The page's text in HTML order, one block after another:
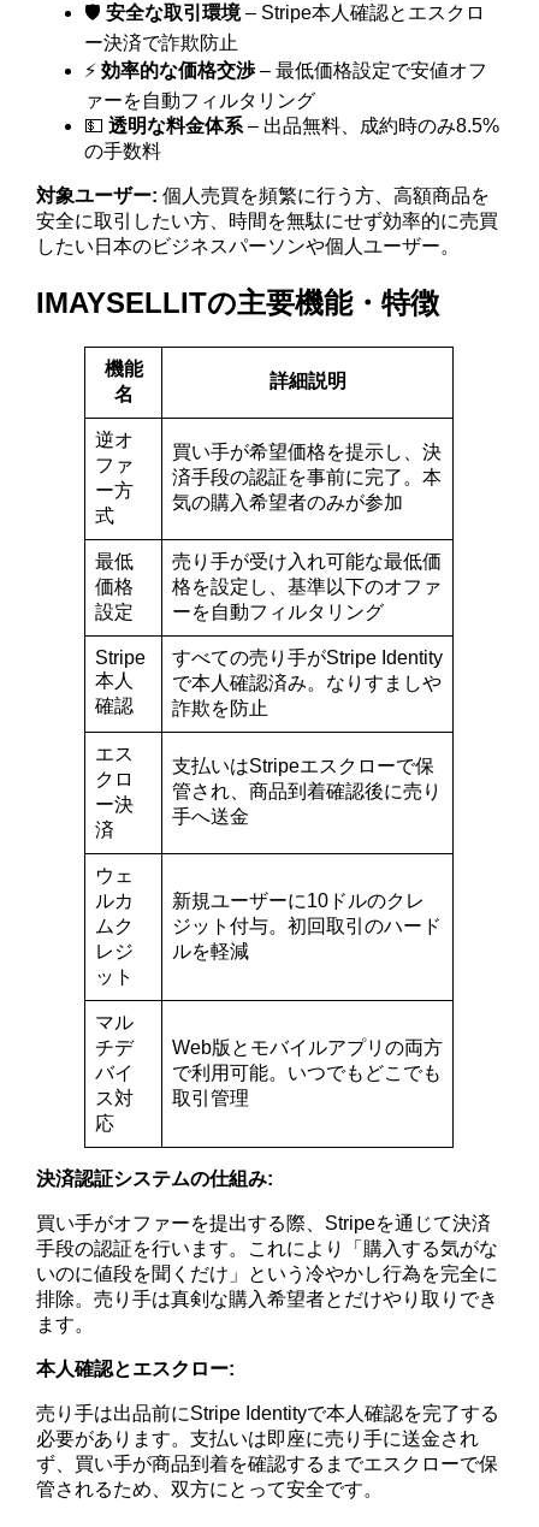
🛡️安全な取引環境– Stripe本人確認とエスクロ
ー決済で詐欺防止
⚡効率的な価格交渉– 最低価格設定で安値オフ
ァーを自動フィルタリング
💵透明な料金体系 – 出品無料、成約時のみ8.5%
の手数料
対象ユーザー: 個人売買を頻繁に行う方、高額商品を
安全に取引したい方、時間を無駄にせず効率的に売買
したい日本のビジネスパーソンや個人ユーザー。
IMAYSELLITの主要機能・特徴
機能
名
詳細説明
逆オ
ファ
ー方
式
買い手が希望価格を提示し、決
済手段の認証を事前に完了。本
気の購入希望者のみが参加
最低
価格
設定
売り手が受け入れ可能な最低価
格を設定し、基準以下のオファ
ーを自動フィルタリング
Stripe
本人
確認
すべての売り手がStripe Identity
で本人確認済み。なりすましや
詐欺を防止
エス
クロ
ー決
済
支払いはStripeエスクローで保
管され、商品到着確認後に売り
手へ送金
ウェ
ルカ
ムク
レジ
ット
新規ユーザーに10ドルのクレ
ジット付与。初回取引のハード
ルを軽減
マル
チデ
バイ
ス対
応
Web版とモバイルアプリの両方
で利用可能。いつでもどこでも
取引管理
決済認証システムの仕組み:
買い手がオファーを提出する際、Stripeを通じて決済
手段の認証を行います。これにより「購入する気がな
いのに値段を聞くだけ」という冷やかし行為を完全に
排除。売り手は真剣な購入希望者とだけやり取りでき
ます。
本人確認とエスクロー:
売り手は出品前にStripe Identityで本人確認を完了する
必要があります。支払いは即座に売り手に送金され
ず、買い手が商品到着を確認するまでエスクローで保
管されるため、双方にとって安全です。